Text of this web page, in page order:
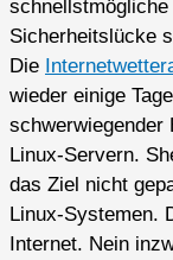
Sicherheitslücke
Die
wieder einige
schwerwiegender
Linux-Servern.
das Ziel nicht
Linux-Systemen.
Internet. Nein